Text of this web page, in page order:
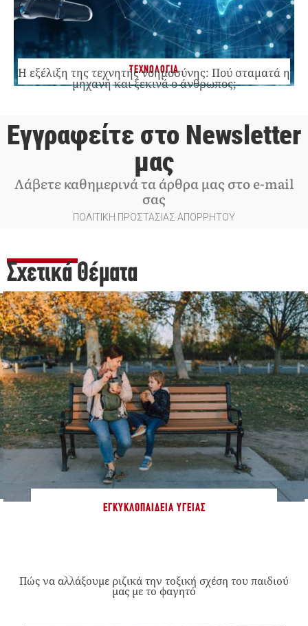
ΤΕΧΝΟΛΟΓΙΑ
Η εξέλιξη της τεχνητής νοημοσύνης: Πού σταματά η
μηχανή και ξεκινά ο άνθρωπος;
Εγγραφείτε στο Newsletter
μας
Λάβετε καθημερινά τα άρθρα μας στο e-mail
σας
ΠΟΛΙΤΙΚΗ ΠΡΟΣΤΑΣΙΑΣ ΑΠΟΡΡΗΤΟΥ
Σχετικά Θέματα
ΕΓΚΥΚΛΟΠΑΊΔΕΙΑ ΥΓΕΊΑΣ
Πώς να αλλάξουμε ριζικά την τοξική σχέση του παιδιού
μας με το φαγητό